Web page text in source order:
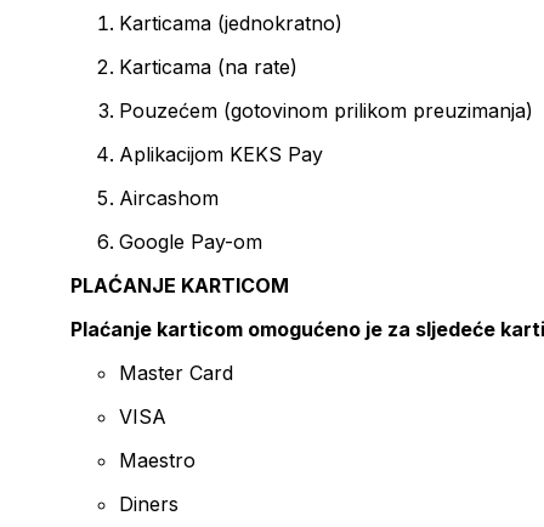
Karticama (jednokratno)
Karticama (na rate)
Pouzećem (gotovinom prilikom preuzimanja)
Aplikacijom KEKS Pay
Aircashom
Google Pay-om
PLAĆANJE KARTICOM
Plaćanje karticom omogućeno je za sljedeće
Master Card
VISA
Maestro
Diners